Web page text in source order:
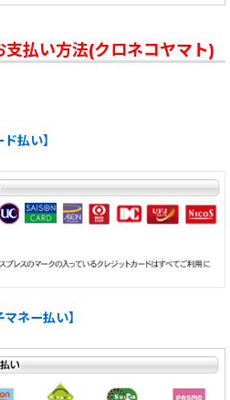
払い方法(クロネコヤマト)
払い】
ネー払い】